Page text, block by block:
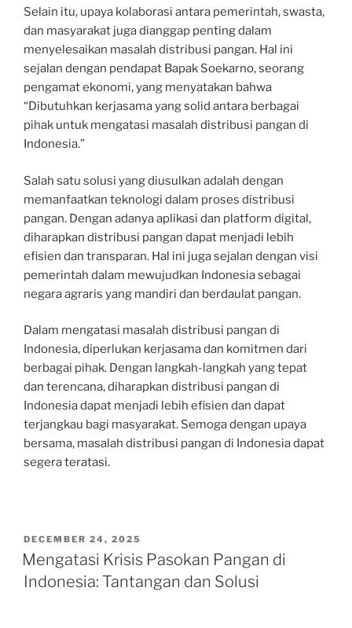
Selain itu, upaya kolaborasi antara pemerintah, swasta,
dan masyarakat juga dianggap penting dalam
menyelesaikan masalah distribusi pangan. Hal ini
sejalan dengan pendapat Bapak Soekarno, seorang
pengamat ekonomi, yang menyatakan bahwa
“Dibutuhkan kerjasama yang solid antara berbagai
pihak untuk mengatasi masalah distribusi pangan di
Indonesia.”
Salah satu solusi yang diusulkan adalah dengan
memanfaatkan teknologi dalam proses distribusi
pangan. Dengan adanya aplikasi dan platform digital,
diharapkan distribusi pangan dapat menjadi lebih
efisien dan transparan. Hal ini juga sejalan dengan visi
pemerintah dalam mewujudkan Indonesia sebagai
negara agraris yang mandiri dan berdaulat pangan.
Dalam mengatasi masalah distribusi pangan di
Indonesia, diperlukan kerjasama dan komitmen dari
berbagai pihak. Dengan langkah-langkah yang tepat
dan terencana, diharapkan distribusi pangan di
Indonesia dapat menjadi lebih efisien dan dapat
terjangkau bagi masyarakat. Semoga dengan upaya
bersama, masalah distribusi pangan di Indonesia dapat
segera teratasi.
POSTED
ON
DECEMBER 24, 2025
Mengatasi Krisis Pasokan Pangan di
Indonesia: Tantangan dan Solusi